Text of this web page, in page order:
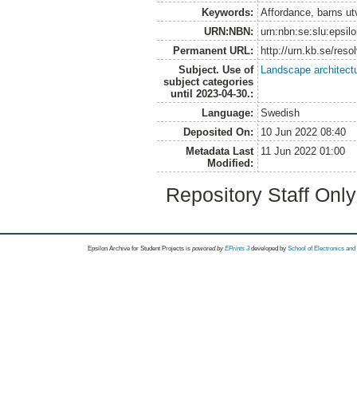
Keywords:
Affordance, barns
URN:NBN:
Permanent URL:
http://urn.kb.se/
Subject. Use of
subject categories
until 2023-04-30.:
Landscape
Language:
Swedish
Deposited On:
10 Jun 2022 08:40
Metadata Last
Modified:
11 Jun 2022 01:00
Repository Staff
Epsilon Archive for Student Projects is powored byEPrints 3 developed by School of Electronics